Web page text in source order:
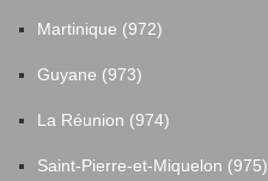
Martinique (972)
Guyane (973)
La Réunion (974)
Saint-Pierre-et-Miquelon (975)